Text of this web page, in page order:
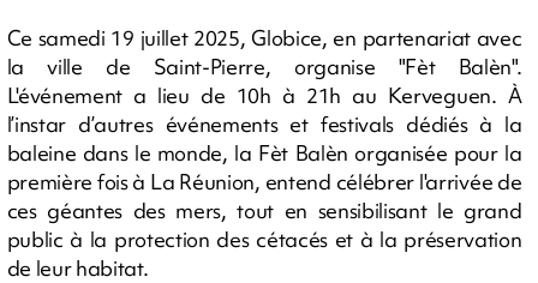
Ce samedi 19 juillet 2025, Globice, en partenariat avec
la ville de Saint-Pierre, organise "Fèt Balèn".
L'événement a lieu de 10h à 21h au Kerveguen. À
l’instar d’autres événements et festivals dédiés à la
baleine dans le monde, la Fèt Balèn organisée pour la
première fois à La Réunion, entend célébrer l'arrivée de
ces géantes des mers, tout en sensibilisant le grand
public à la protection des cétacés et à la préservation
de leur habitat.